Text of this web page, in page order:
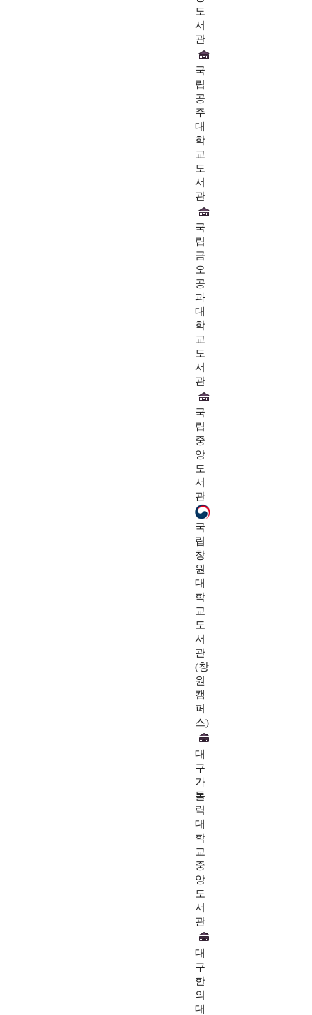
도
서
관
국
립
공
주
대
학
교
도
서
관
국
립
금
오
공
과
대
학
교
도
서
관
국
립
중
앙
도
서
관
국
립
창
원
대
학
교
도
서
관
(창
원
캠
퍼
스)
대
구
가
톨
릭
대
학
교
중
앙
도
서
관
대
구
한
의
대